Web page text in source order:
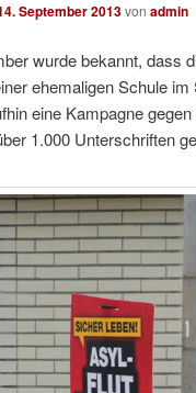
September 2013von admin
wurde bekannt, dass
ehemaligen Schule
eine Kampagne
1.000 Unterschriften